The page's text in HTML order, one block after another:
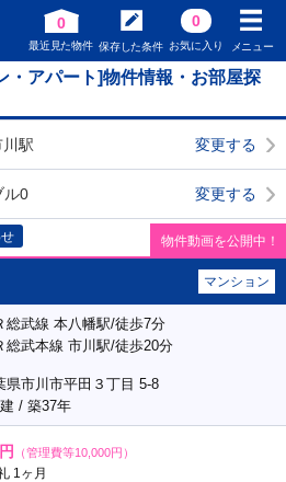
0
最近見た物件 保存した条件
0
お気に入り メニュー
・アパート]物件情報・お部屋探
駅 変更する
ル0 変更する
物件動画を公開中！
マンション
総武線 本八幡駅/徒歩7分
総武本線 市川駅/徒歩20分
県市川市平田３丁目 5-8
/ 築37年
（管理費等10,000円）
1ヶ月